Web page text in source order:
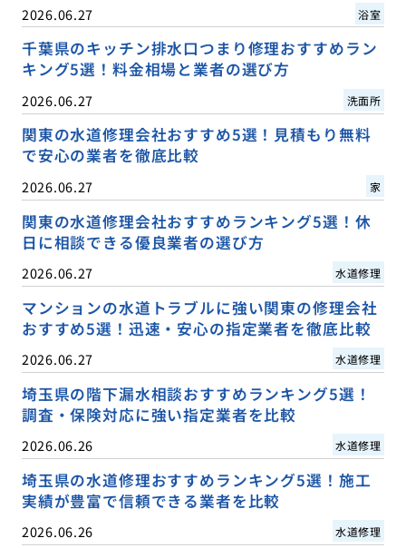
2026.06.27 浴室
千葉県のキッチン排水口つまり修理おすすめラン
キング5選！料金相場と業者の選び方
2026.06.27 洗面所
関東の水道修理会社おすすめ5選！見積もり無料
で安心の業者を徹底比較
2026.06.27 家
関東の水道修理会社おすすめランキング5選！休
日に相談できる優良業者の選び方
2026.06.27 水道修理
マンションの水道トラブルに強い関東の修理会社
おすすめ5選！迅速・安心の指定業者を徹底比較
2026.06.27 水道修理
埼玉県の階下漏水相談おすすめランキング5選！
調査・保険対応に強い指定業者を比較
2026.06.26 水道修理
埼玉県の水道修理おすすめランキング5選！施工
実績が豊富で信頼できる業者を比較
2026.06.26 水道修理